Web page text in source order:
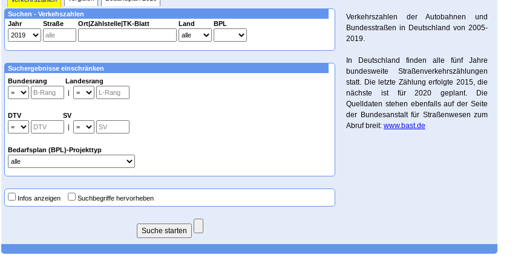
Suchen - Verkehszahlen
Jahr
Straße Ort|Zählstelle|TK-Blatt Land BPL
Suchergebnisse einschränken
Bundesrang Landesrang
|
DTV SV
|
Bedarfsplan (BPL)-Projekttyp
Infos anzeigen Suchbegriffe hervorheben
Verkehrszahlen der Autobahnen und
Bundesstraßen in Deutschland von 2005-
2019.
In Deutschland finden alle fünf Jahre
bundesweite Straßenverkehrszählungen
statt. Die letzte Zählung erfolgte 2015, die
nächste ist für 2020 geplant. Die
Quelldaten stehen ebenfalls auf der Seite
der Bundesanstalt für Straßenwesen zum
Abruf breit: www.bast.de